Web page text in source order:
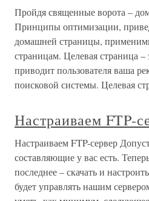
Пройдя священные ворота –
Принципы оптимизации,
домашней страницы,
страницам. Целевая страница
приводит пользователя ваша
поисковой системы. Целевая
Настраиваем FTP-
Настраиваем FTP-сервер
составляющие у вас есть.
последнее – скачать и
будет управлять нашим